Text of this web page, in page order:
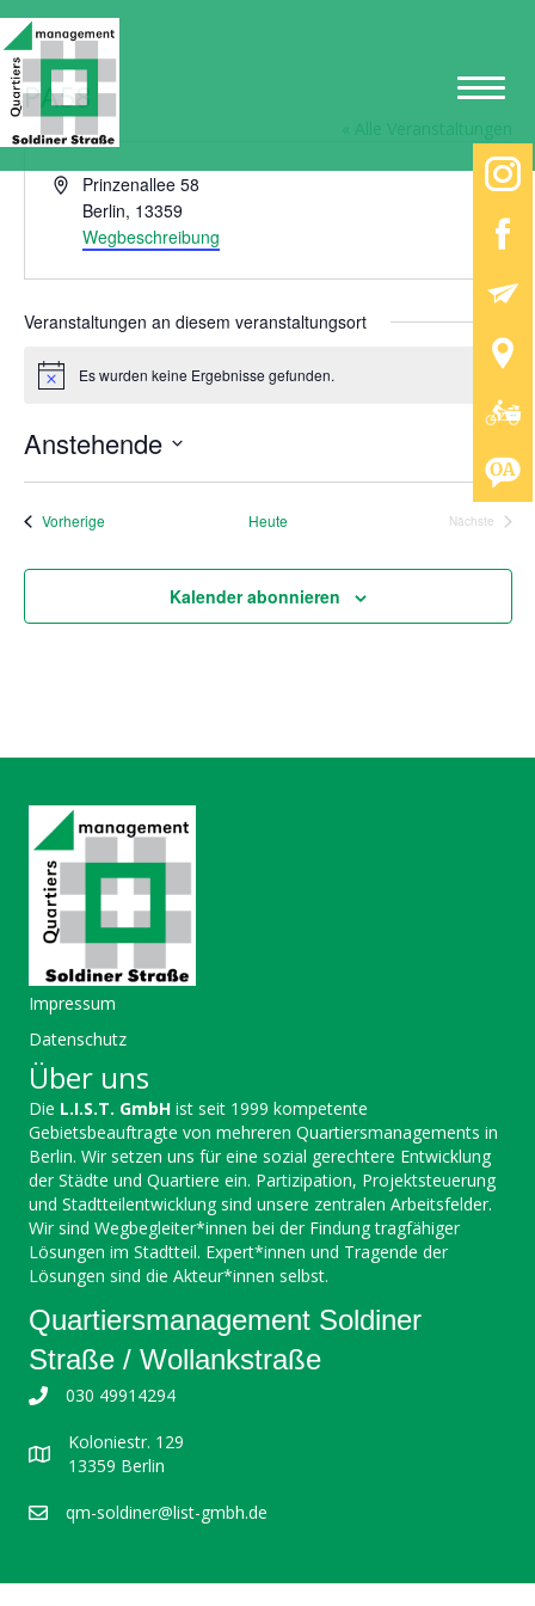
PA58
« Alle Veranstaltungen
A
s
Prinzenallee 58
Berlin, 13359
Wegbeschreibung
Veranstaltungen an diesem veranstaltungsort
H
w
e
i
Es wurden keine Ergebnisse gefunden.
Anstehende
t
m
ä
VorherigeVeranstaltungen Heute
Nächste
Kalender abonnieren
Impressum
Datenschutz
Über uns
Die L.I.S.T. GmbH ist seit 1999 kompetente
Gebietsbeauftragte von mehreren Quartiersmanagements in
Berlin. Wir setzen uns für eine sozial gerechtere Entwicklung
der Städte und Quartiere ein. Partizipation, Projektsteuerung
und Stadtteilentwicklung sind unsere zentralen Arbeitsfelder.
Wir sind Wegbegleiter*innen bei der Findung tragfähiger
Lösungen im Stadtteil. Expert*innen und Tragende der
Lösungen sind die Akteur*innen selbst.
Quartiersmanagement Soldiner
Straße / Wollankstraße
030 49914294
Koloniestr. 129
13359 Berlin
qm-soldiner@list-gmbh.de